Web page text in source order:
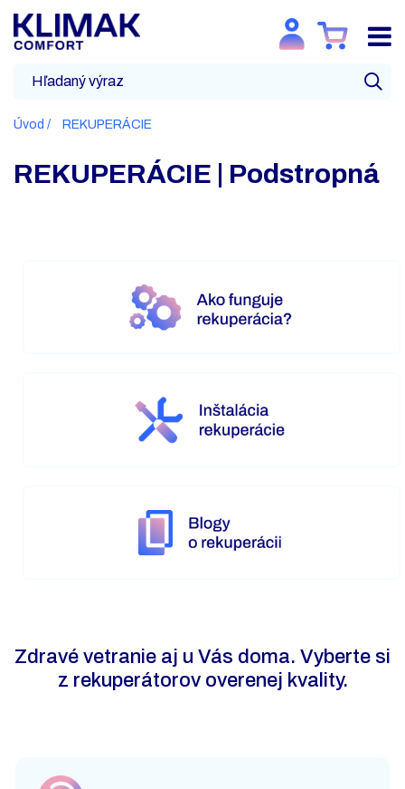
Úvod REKUPERÁCIE
REKUPERÁCIE | Podstropná
Zdravé vetranie aj u Vás doma. Vyberte si
z rekuperátorov overenej kvality.